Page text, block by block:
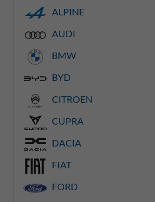
ALPINE
AUDI
BMW
BYD
CITROEN
CUPRA
DACIA
FIAT
FORD